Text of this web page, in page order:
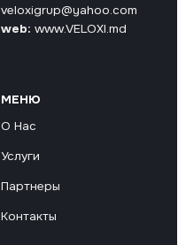
veloxigrup@yahoo.com
web: www.VELOXI.md
МЕНЮ
О Нас
Услуги
Партнеры
Контакты